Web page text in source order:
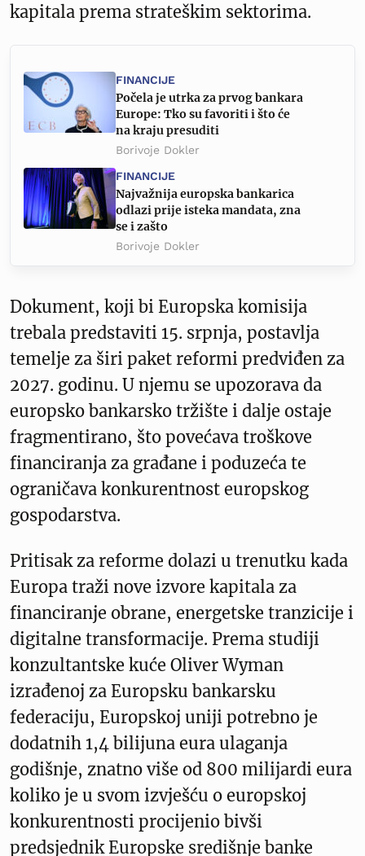
kapitala prema strateškim sektorima.
FINANCIJE
Počela je utrka za prvog bankara
Europe: Tko su favoriti i što će
na kraju presuditi
Borivoje Dokler
FINANCIJE
Najvažnija europska bankarica
odlazi prije isteka mandata, zna
se i zašto
Borivoje Dokler
Dokument, koji bi Europska komisija
trebala predstaviti 15. srpnja, postavlja
temelje za širi paket reformi predviđen za
2027. godinu. U njemu se upozorava da
europsko bankarsko tržište i dalje ostaje
fragmentirano, što povećava troškove
financiranja za građane i poduzeća te
ograničava konkurentnost europskog
gospodarstva.
Pritisak za reforme dolazi u trenutku kada
Europa traži nove izvore kapitala za
financiranje obrane, energetske tranzicije i
digitalne transformacije. Prema studiji
konzultantske kuće Oliver Wyman
izrađenoj za Europsku bankarsku
federaciju, Europskoj uniji potrebno je
dodatnih 1,4 bilijuna eura ulaganja
godišnje, znatno više od 800 milijardi eura
koliko je u svom izvješću o europskoj
konkurentnosti procijenio bivši
predsjednik Europske središnje banke